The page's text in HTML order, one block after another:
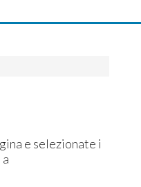
e selezionate i